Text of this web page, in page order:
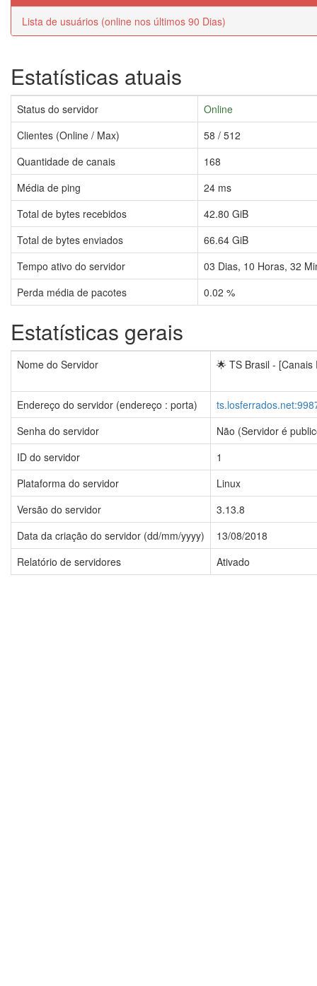
Lista de usuários (online nos últimos 90 Dias)
Estatísticas atuais
Status do servidor
Online
Clientes (Online / Max)
58 / 512
Quantidade de canais
168
Média de ping
24 ms
Total de bytes recebidos
42.80 GiB
Total de bytes enviados
66.64 GiB
Tempo ativo do servidor
03 Dias, 10 Horas, 32
Perda média de pacotes
0.02 %
Estatísticas gerais
Nome do Servidor 🌟 TS Brasil -
Endereço do servidor (endereço : porta)
Senha do servidor
Não (Servidor é
ID do servidor
1
Plataforma do servidor
Linux
Versão do servidor
3.13.8
Data da criação do servidor (dd/mm/yyyy)
13/08/2018
Relatório de servidores
Ativado